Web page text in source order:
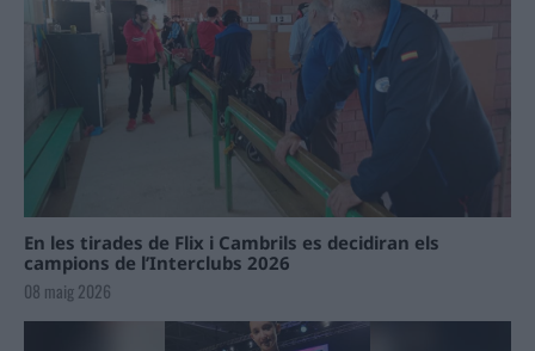
En les tirades de Flix i Cambrils es decidiran els
campions de l’Interclubs 2026
08 maig 2026